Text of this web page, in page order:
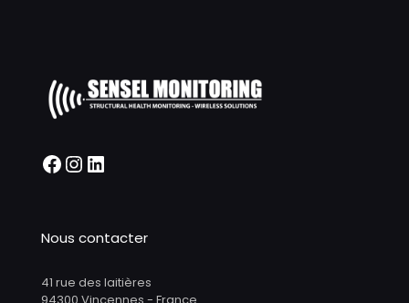
Nous contacter
41 rue des laitières
94300 Vincennes - France